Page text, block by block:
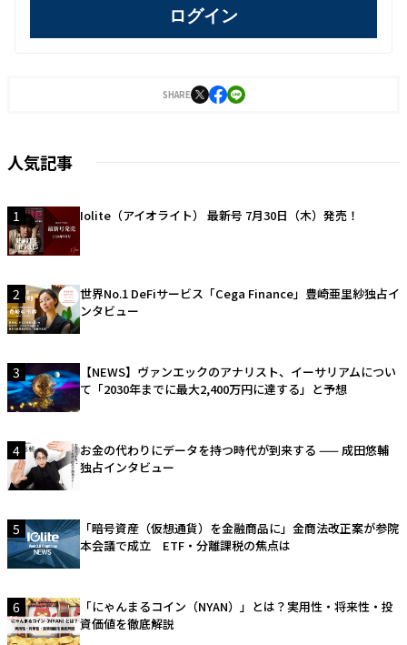
ログイン
SHARE
人気記事
1 Iolite（アイオライト） 最新号 7月30日（木）発売！
2
世界No.1 DeFiサービス「Cega Finance」豊崎亜里紗独占イ
ンタビュー
3
【NEWS】ヴァンエックのアナリスト、イーサリアムについ
て「2030年までに最大2,400万円に達する」と予想
4
お金の代わりにデータを持つ時代が到来する —— 成田悠輔
独占インタビュー
5
「暗号資産（仮想通貨）を金融商品に」金商法改正案が参院
本会議で成立 ETF・分離課税の焦点は
6
「にゃんまるコイン（NYAN）」とは？実用性・将来性・投
資価値を徹底解説